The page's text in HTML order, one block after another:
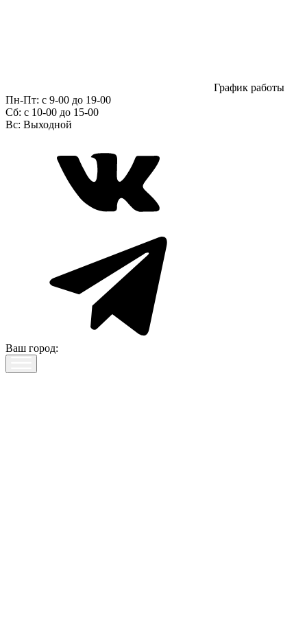
График работы
Пн-Пт: с 9-00 до 19-00
Сб: c 10-00 до 15-00
Вс: Выходной
Ваш город: